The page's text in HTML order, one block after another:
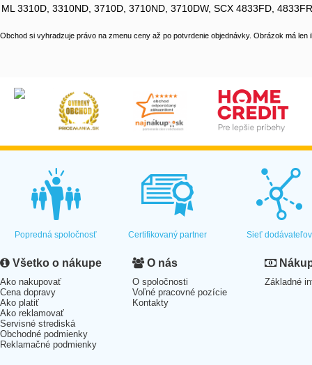
ML 3310D, 3310ND, 3710D, 3710ND, 3710DW, SCX 4833FD,
Obchod si vyhradzuje právo na zmenu ceny až po potvrdenie objednávky. Obrázok má len
Popredná spoločnosť Certifikovaný partner Sieť dodávateľov
Všetko o nákupe
Ako nakupovať
Cena dopravy
Ako platiť
Ako reklamovať
Servisné strediská
Obchodné podmienky
Reklamačné podmienky
O nás
O spoločnosti
Voľné pracovné pozície
Kontakty
Základné